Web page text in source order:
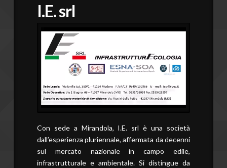
I.E. srl
Con sede a Mirandola, I.E. srl è una società
dall’esperienza pluriennale, affermata da decenni
sul mercato nazionale in campo edile,
infrastrutturale e ambientale. Si distingue da